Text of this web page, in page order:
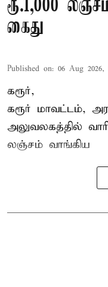
ரூ.1,000
கைது
Published on: 06 Aug 2026,
கரூர்,
கரூர் மாவட்டம்,
அலுவலகத்தில்
லஞ்சம் வாங்கிய